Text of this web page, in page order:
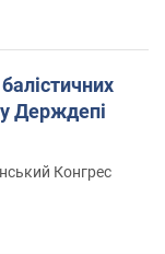
Держдепі
Конгрес